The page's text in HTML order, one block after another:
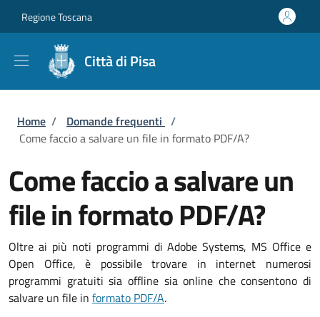
Regione Toscana
Città di Pisa
Briciole di pane
Home / Domande frequenti /
Come faccio a salvare un file in formato PDF/A?
Come faccio a salvare un
file in formato PDF/A?
Oltre ai più noti programmi di Adobe Systems, MS Office e
Open Office, è possibile trovare in internet numerosi
programmi gratuiti sia offline sia online che consentono di
salvare un file in formato PDF/A.